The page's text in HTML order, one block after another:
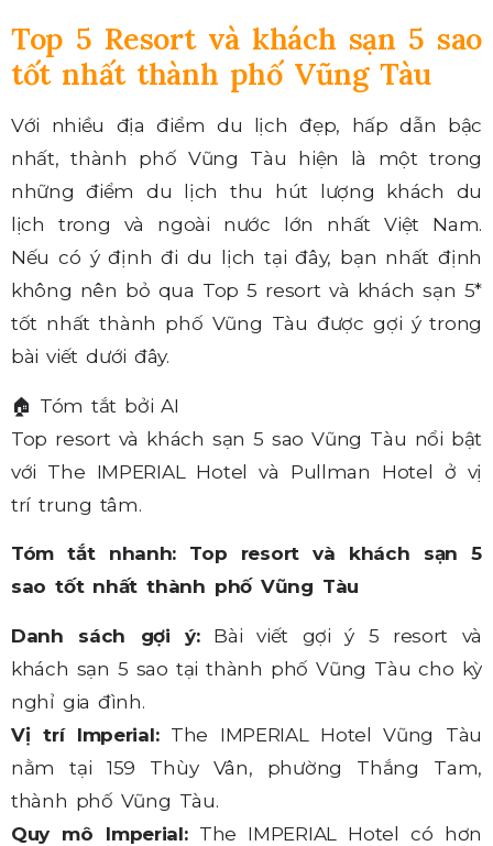
Top 5 Resort và khách sạn 5 sao
tốt nhất thành phố Vũng Tàu
Với nhiều địa điểm du lịch đẹp, hấp dẫn bậc
nhất, thành phố Vũng Tàu hiện là một trong
những điểm du lịch thu hút lượng khách du
lịch trong và ngoài nước lớn nhất Việt Nam.
Nếu có ý định đi du lịch tại đây, bạn nhất định
không nên bỏ qua Top 5 resort và khách sạn 5*
tốt nhất thành phố Vũng Tàu được gợi ý trong
bài viết dưới đây.
🏠 Tóm tắt bởi AI
Top resort và khách sạn 5 sao Vũng Tàu nổi bật
với The IMPERIAL Hotel và Pullman Hotel ở vị
trí trung tâm.
Tóm tắt nhanh: Top resort và khách sạn 5
sao tốt nhất thành phố Vũng Tàu
Danh sách gợi ý:
Bài viết gợi ý 5 resort và
khách sạn 5 sao tại thành phố Vũng Tàu cho kỳ
nghỉ gia đình.
Vị trí Imperial: The IMPERIAL Hotel Vũng Tàu
nằm tại 159 Thùy Vân, phường Thắng Tam,
thành phố Vũng Tàu.
Quy mô Imperial: The IMPERIAL Hotel có hơn